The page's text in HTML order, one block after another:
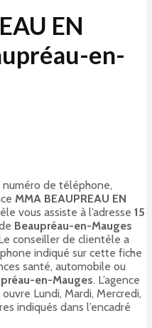
EN
en-
de téléphone,
MMA BEAUPREAU EN
vous assiste à l’adresse 15
Beaupréau-en-Mauges
conseiller de clientèle a
indiqué sur cette fiche
santé, automobile ou
en-Mauges. L’agence
ouvre Lundi, Mardi, Mercredi,
indiqués dans l’encadré